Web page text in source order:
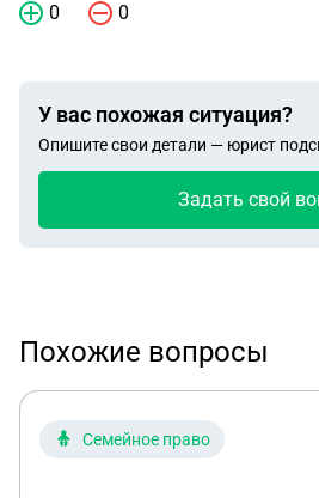
0 0
У вас похожая ситуация?
Опишите свои детали — юрист
Задать свой
Похожие вопросы
Семейное право